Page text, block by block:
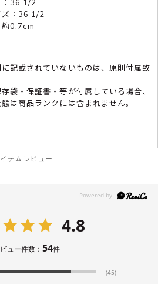
：36 1/2
ズ：36 1/2
約0.7cm
記載されていないものは、原則付属致
袋・保証書・等が付属している場合、
は商品ランクには含まれません。
テムレビュー
4.8
ュー件数： 54件
(45)